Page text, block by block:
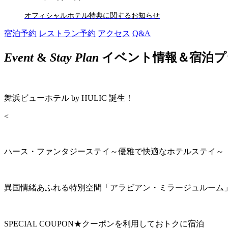
オフィシャルホテル特典に関するお知らせ
宿泊予約 レストラン予約 アクセス Q&A
Event& Stay Plan イベント情報＆宿泊
舞浜ビューホテル by HULIC 誕生！
<
ハース・ファンタジーステイ～優雅で快適なホテルステイ～
異国情緒あふれる特別空間「アラビアン・ミラージュルーム
SPECIAL COUPON★クーポンを利用しておトクに宿泊